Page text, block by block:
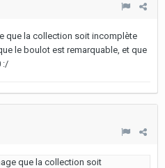
que la collection soit incomplète
le boulot est remarquable, et que
:/
que la collection soit